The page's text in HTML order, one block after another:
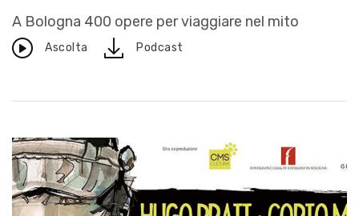
A Bologna 400 opere per viaggiare nel mito
Ascolta downloadPodcast